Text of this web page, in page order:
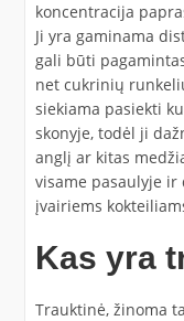
koncentracija
Ji yra gaminama
gali būti
net cukrinių
siekiama pasiekti
skonyje, todėl ji
anglį ar kitas
visame pasaulyje ir
įvairiems
Kas yra
Trauktinė, žinoma